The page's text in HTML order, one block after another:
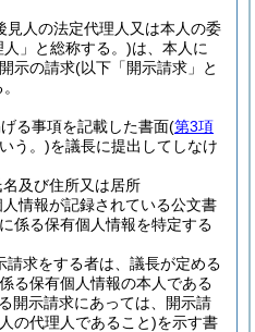
見人の法定代理人又は本人の委
」と総称する。)は、本人に
示の請求(以下「開示請求」と
る事項を記載した書面(第3項
う。)を議長に提出してしなけ
及び住所又は居所
情報が記録されている公文書
係る保有個人情報を特定する
請求をする者は、議長が定める
る保有個人情報の本人である
開示請求にあっては、開示請
の代理人であること)を示す書